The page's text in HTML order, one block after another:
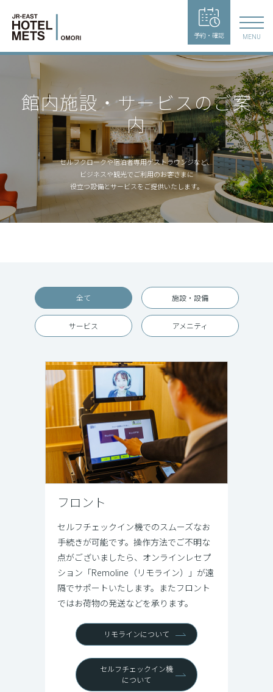
予約・確認 MENU
館内施設・サービスのご案
内
セルフクロークや宿泊者専用ゲストラウンジなど、
ビジネスや観光でご利用のお客さまに
役立つ設備とサービスをご提供いたします。
全て 施設・設備
サービス アメニティ
フロント
セルフチェックイン機でのスムーズなお
手続きが可能です。操作方法でご不明な
点がございましたら、オンラインレセプ
ション「Remoline（リモライン）」が遠
隔でサポートいたします。またフロント
ではお荷物の発送などを承ります。
リモラインについて
セルフチェックイン機
について